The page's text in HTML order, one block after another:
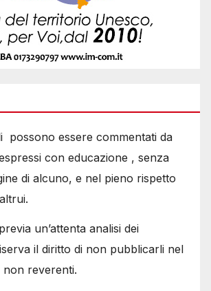
possono essere commentati da
con educazione , senza
di alcuno, e nel pieno rispetto
un’attenta analisi dei
il diritto di non pubblicarli nel
non reverenti.